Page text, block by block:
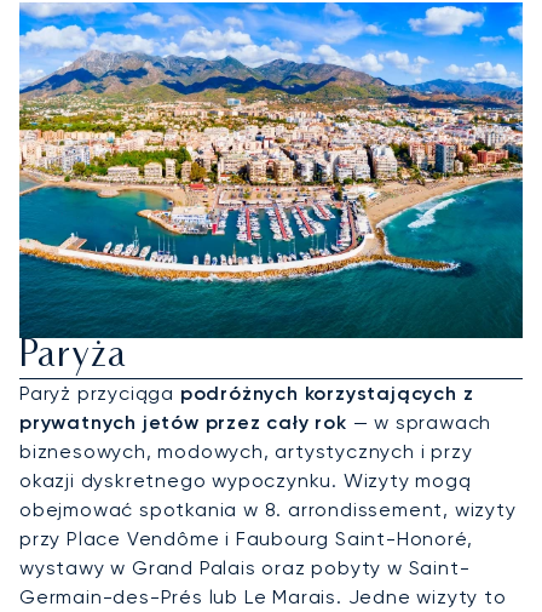
Wynajmij Jet Prywatny Do
Paryża
Paryż przyciąga podróżnych korzystających z
prywatnych jetów przez cały rok — w sprawach
biznesowych, modowych, artystycznych i przy
okazji dyskretnego wypoczynku. Wizyty mogą
obejmować spotkania w 8. arrondissement, wizyty
przy Place Vendôme i Faubourg Saint-Honoré,
wystawy w Grand Palais oraz pobyty w Saint-
Germain-des-Prés lub Le Marais. Jedne wizyty to